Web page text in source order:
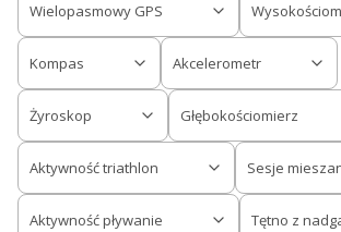
Wielopasmowy GPS
Kompas Akcelerometr
Żyroskop Głębokościomierz
Aktywność triathlon Sesje
Aktywność pływanie Tętno z